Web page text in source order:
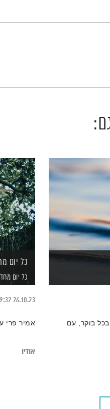
בוקר, עם
כל יום מחדש
כל יום
26.10.23
אמיר פרי
אודיו